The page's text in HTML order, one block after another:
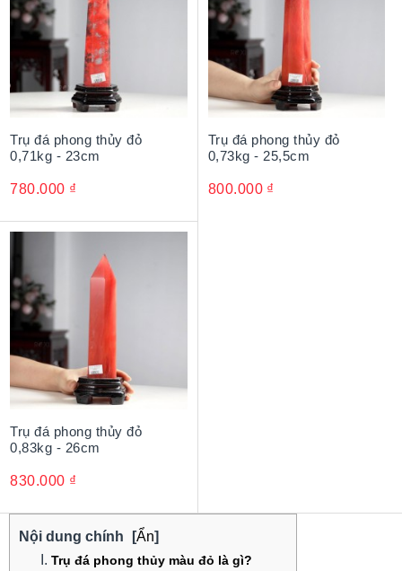
Trụ đá phong thủy đỏ
0,71kg - 23cm
780.000 ₫
Trụ đá phong thủy đỏ
0,73kg - 25,5cm
800.000 ₫
Trụ đá phong thủy đỏ
0,83kg - 26cm
830.000 ₫
Nội dung chính [Ẩn]
Trụ đá phong thủy màu đỏ là gì?